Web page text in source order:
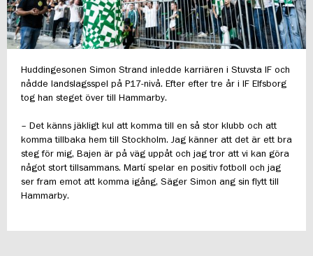
Huddingesonen Simon Strand inledde karriären i Stuvsta IF och
nådde landslagsspel på P17-nivå. Efter efter tre år i IF Elfsborg
tog han steget över till Hammarby.
– Det känns jäkligt kul att komma till en så stor klubb och att
komma tillbaka hem till Stockholm. Jag känner att det är ett bra
steg för mig, Bajen är på väg uppåt och jag tror att vi kan göra
något stort tillsammans. Martí spelar en positiv fotboll och jag
ser fram emot att komma igång, Säger Simon ang sin flytt till
Hammarby.